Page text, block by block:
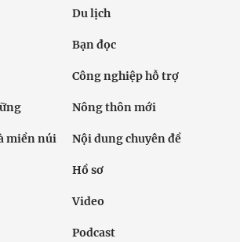
Du lịch
Bạn đọc
Công nghiệp hỗ trợ
Nông thôn mới
miền núi Nội dung chuyên đề
Hồ sơ
Video
Podcast